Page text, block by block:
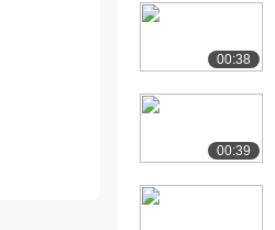
00:38
00:39